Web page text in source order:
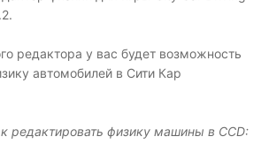
редактора у вас будет возможность
автомобилей в Сити Кар
редактировать физику машины в CCD: